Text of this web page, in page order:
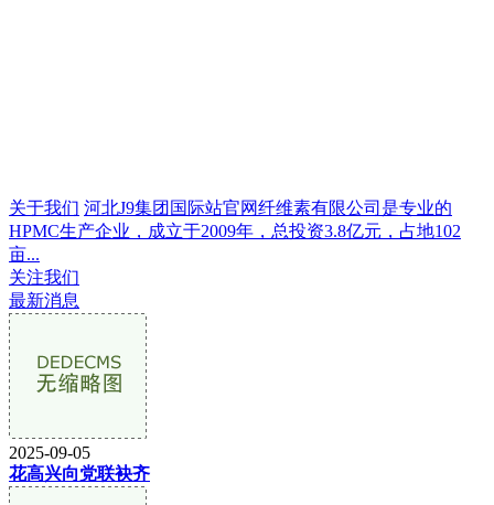
关于我们 河北J9集团国际站官网纤维素有限公司是专业的
HPMC生产企业，成立于2009年，总投资3.8亿元，占地102
亩...
关注我们
最新消息
2025-09-05
花高兴向党联袂齐